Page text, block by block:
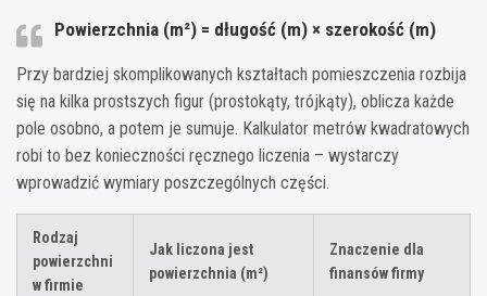
Powierzchnia (m²) = długość (m) × szerokość (m)
Przy bardziej skomplikowanych kształtach pomieszczenia rozbija
się na kilka prostszych figur (prostokąty, trójkąty), oblicza każde
pole osobno, a potem je sumuje. Kalkulator metrów kwadratowych
robi to bez konieczności ręcznego liczenia – wystarczy
wprowadzić wymiary poszczególnych części.
Rodzaj
powierzchni
w firmie
Jak liczona jest
powierzchnia (m²)
Znaczenie dla
finansów firmy